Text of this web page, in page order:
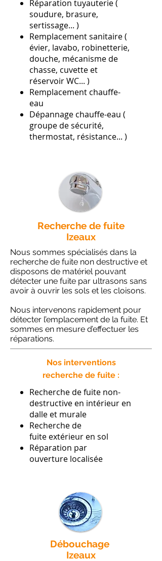
Réparation tuyauterie (
soudure, brasure,
sertissage... )
Remplacement sanitaire (
évier, lavabo, robinetterie,
douche, mécanisme de
chasse, cuvette et
réservoir WC... )
Remplacement chauffe-
eau
Dépannage chauffe-eau (
groupe de sécurité,
thermostat, résistance... )
Recherche de fuite
Izeaux
Nous sommes spécialisés dans la
recherche de fuite non destructive et
disposons de matériel pouvant
détecter une fuite par ultrasons sans
avoir à ouvrir les sols et les cloisons.
Nous intervenons rapidement pour
détecter l’emplacement de la fuite. Et
sommes en mesure d’effectuer les
réparations.
Nos interventions
recherche de fuite :
Recherche de fuite non-
destructive en intérieur en
dalle et murale
Recherche de
fuite extérieur en sol
Réparation par
ouverture localisée
Débouchage
Izeaux